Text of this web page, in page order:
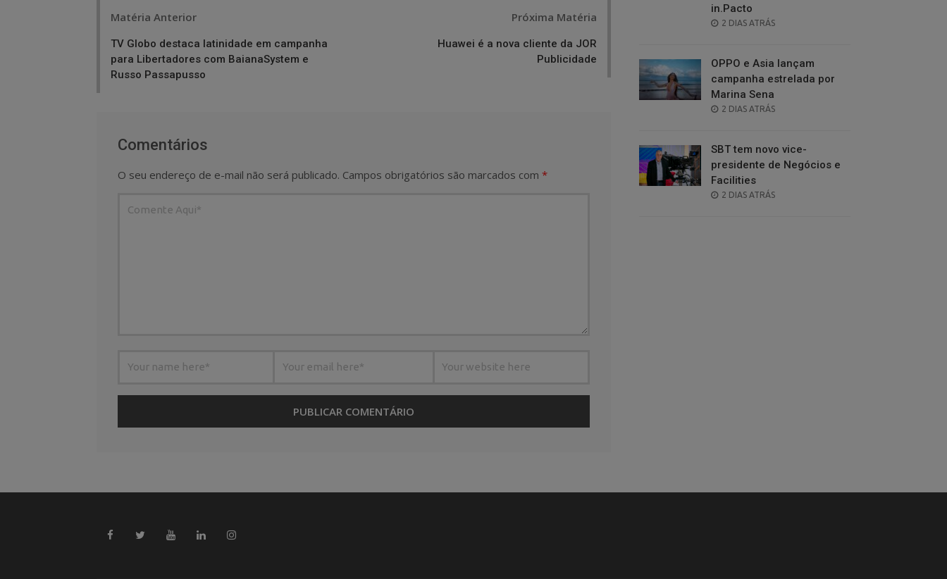
Matéria Anterior
TV Globo destaca latinidade em campanha
para Libertadores com BaianaSystem e
Russo Passapusso
Próxima Matéria
Huawei é a nova cliente da JOR
Publicidade
Comentários
O seu endereço de e-mail não será publicado. Campos obrigatórios são marcados com *
in.Pacto
POSTED
2 DIAS ATRÁS
OPPO e Asia lançam
campanha estrelada por
Marina Sena
POSTED
2 DIAS ATRÁS
SBT tem novo vice-
presidente de Negócios e
Facilities
POSTED
2 DIAS ATRÁS